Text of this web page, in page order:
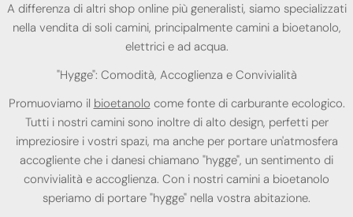
A differenza di altri shop online più generalisti, siamo specializzati
nella vendita di soli camini, principalmente camini a bioetanolo,
elettrici e ad acqua.
"Hygge": Comodità, Accoglienza e Convivialità
Promuoviamo il bioetanolo come fonte di carburante ecologico.
Tutti i nostri camini sono inoltre di alto design, perfetti per
impreziosire i vostri spazi, ma anche per portare un'atmosfera
accogliente che i danesi chiamano "hygge", un sentimento di
convivialità e accoglienza. Con i nostri camini a bioetanolo
speriamo di portare "hygge" nella vostra abitazione.